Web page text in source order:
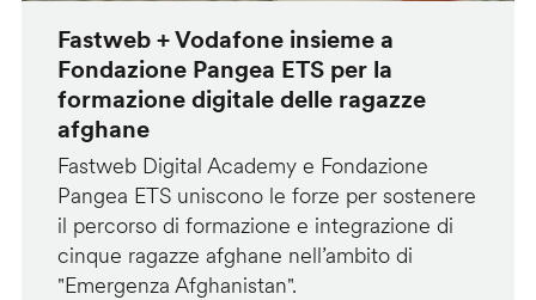
Fastweb + Vodafone insieme a
Fondazione Pangea ETS per la
formazione digitale delle ragazze
afghane
Fastweb Digital Academy e Fondazione
Pangea ETS uniscono le forze per sostenere
il percorso di formazione e integrazione di
cinque ragazze afghane nell’ambito di
"Emergenza Afghanistan".